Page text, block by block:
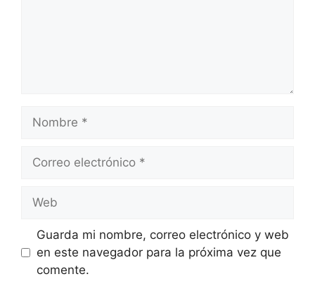
electrónico
Guarda mi nombre, correo electrónico y web
en este navegador para la próxima vez que
comente.